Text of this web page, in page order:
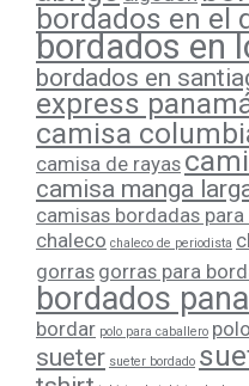
bordados en el
bordados en
bordados en
express
camisa
camisa de rayas
camisa manga
camisas bordadas para
chaleco chaleco de periodista
gorras gorras para
bordados
bordar polo para caballero
sueter sueter bordado